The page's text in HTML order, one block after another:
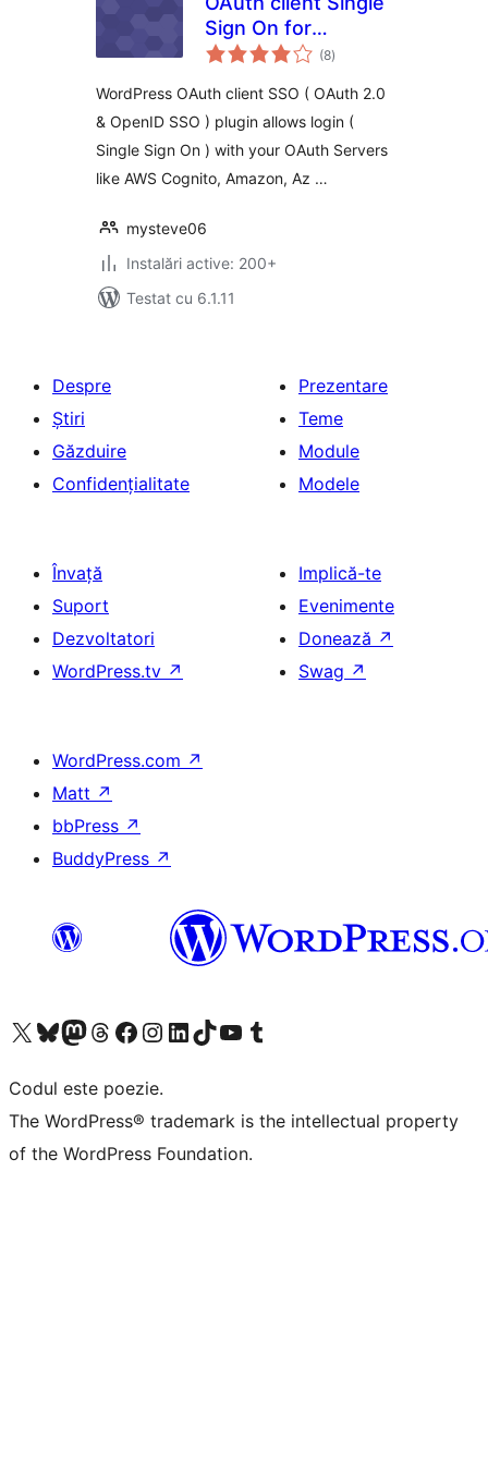
Sign On for
WordPress ( OAuth
(8total
aprecieri
)
WordPress OAuth client SSO ( OAuth 2.0
& OpenID SSO ) plugin allows login (
Single Sign On ) with your OAuth Servers
like AWS Cognito, Amazon, Az …
mysteve06
Instalări active: 200+
Testat cu 6.1.11
Despre
Știri
Găzduire
Confidențialitate
Prezentare
Teme
Module
Modele
Învață
Suport
Dezvoltatori
WordPress.tv ↗
Implică-te
Evenimente
Donează ↗
Swag ↗
WordPress.com ↗
Matt ↗
bbPress ↗
BuddyPress ↗
Mergi la contul nostru X (fost Twitter)
Vizitează contul nostru Bluesky
Vizitează contul nostru Mastodon
Vizitează contul nostru Threads
Vizitează pagina noastră Facebook
Vizitează-ne pe Instagram
Vizitează-ne pe LinkedIn
Vizitează contul nostru TikTok
Vizitează canalul nostru YouTube
Vizitează contul nostru Tumblr
Codul este poezie.
The WordPress® trademark is the intellectual property
of the WordPress Foundation.